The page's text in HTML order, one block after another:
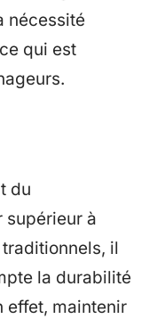
nécessité
qui est
du
supérieur à
il
la durabilité
effet, maintenir